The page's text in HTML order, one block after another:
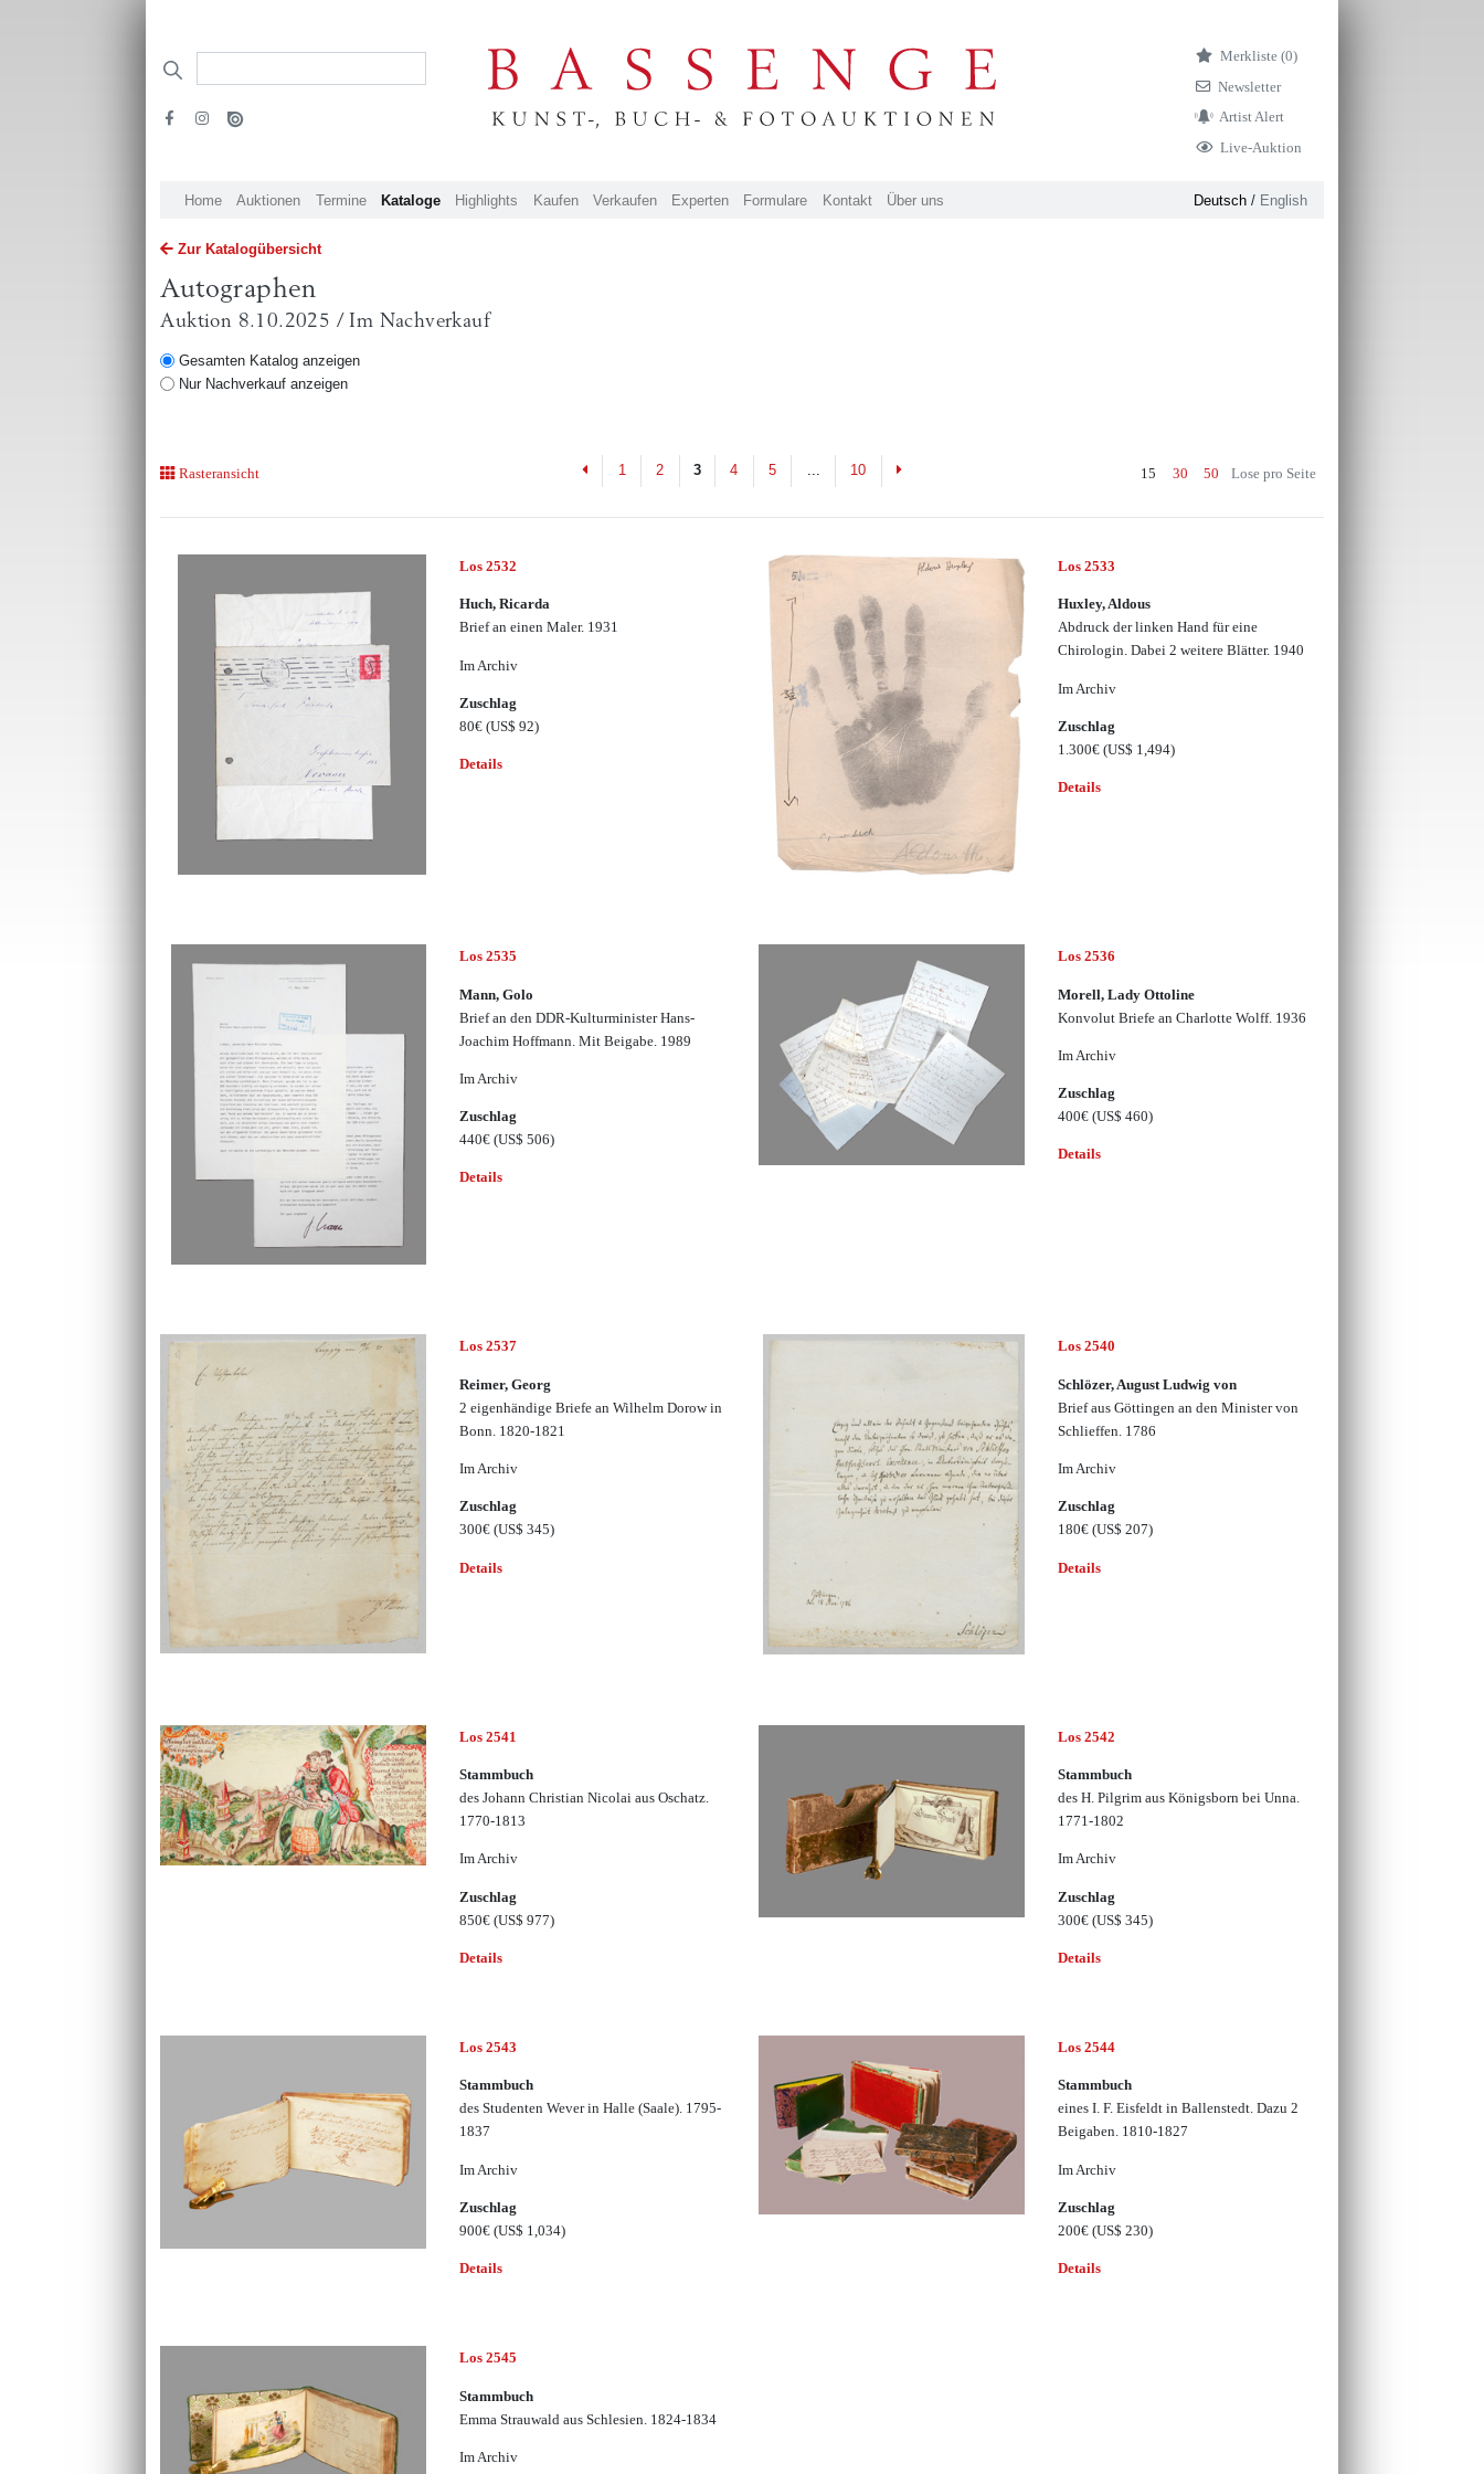
Merkliste (0)
Newsletter
Artist Alert
Live-Auktion
Home Auktionen Termine Kataloge Highlights Kaufen Verkaufen Experten Formulare Kontakt Über uns Deutsch/ English
Zur Katalogübersicht
Autographen
Auktion 8.10.2025 / Im Nachverkauf
Gesamten Katalog anzeigen
Nur Nachverkauf anzeigen
Rasteransicht Previous
1 2 3 4 5 ... 10 Next 15 30 50 Lose pro Seite
Los 2532
Huch, Ricarda
Brief an einen Maler. 1931
Im Archiv
Zuschlag
80€(US$ 92)
Details
Los 2533
Huxley, Aldous
Abdruck der linken Hand für eine
Chirologin. Dabei 2 weitere Blätter. 1940
Im Archiv
Zuschlag
1.300€ (US$ 1,494)
Details
Los 2535
Mann, Golo
Brief an den DDR-Kulturminister Hans-
Joachim Hoffmann. Mit Beigabe. 1989
Im Archiv
Zuschlag
440€(US$ 506)
Details
Los 2536
Morell, Lady Ottoline
Konvolut Briefe an Charlotte Wolff. 1936
Im Archiv
Zuschlag
400€ (US$ 460)
Details
Los 2537
Reimer, Georg
2 eigenhändige Briefe an Wilhelm Dorow in
Bonn. 1820-1821
Im Archiv
Zuschlag
300€(US$ 345)
Details
Los 2540
Schlözer, August Ludwig von
Brief aus Göttingen an den Minister von
Schlieffen. 1786
Im Archiv
Zuschlag
180€ (US$ 207)
Details
Los 2541
Stammbuch
des Johann Christian Nicolai aus Oschatz.
1770-1813
Im Archiv
Zuschlag
850€(US$ 977)
Details
Los 2542
Stammbuch
des H. Pilgrim aus Königsborn bei Unna.
1771-1802
Im Archiv
Zuschlag
300€ (US$ 345)
Details
Los 2543
Stammbuch
des Studenten Wever in Halle (Saale). 1795-
1837
Im Archiv
Zuschlag
900€(US$ 1,034)
Details
Los 2544
Stammbuch
eines I. F. Eisfeldt in Ballenstedt. Dazu 2
Beigaben. 1810-1827
Im Archiv
Zuschlag
200€ (US$ 230)
Details
Los 2545
Stammbuch
Emma Strauwald aus Schlesien. 1824-1834
Im Archiv